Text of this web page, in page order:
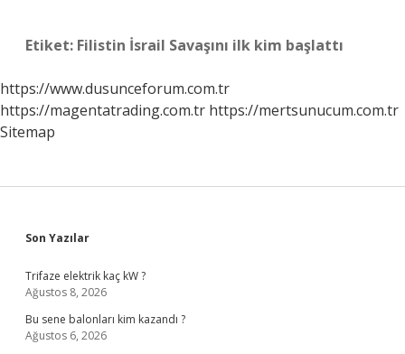
Etiket: Filistin İsrail Savaşını ilk kim başlattı
https://www.dusunceforum.com.tr
https://magentatrading.com.tr https://mertsunucum.com.tr
Sitemap
Sidebar
Son Yazılar
Trifaze elektrik kaç kW ?
Ağustos 8, 2026
Bu sene balonları kim kazandı ?
Ağustos 6, 2026